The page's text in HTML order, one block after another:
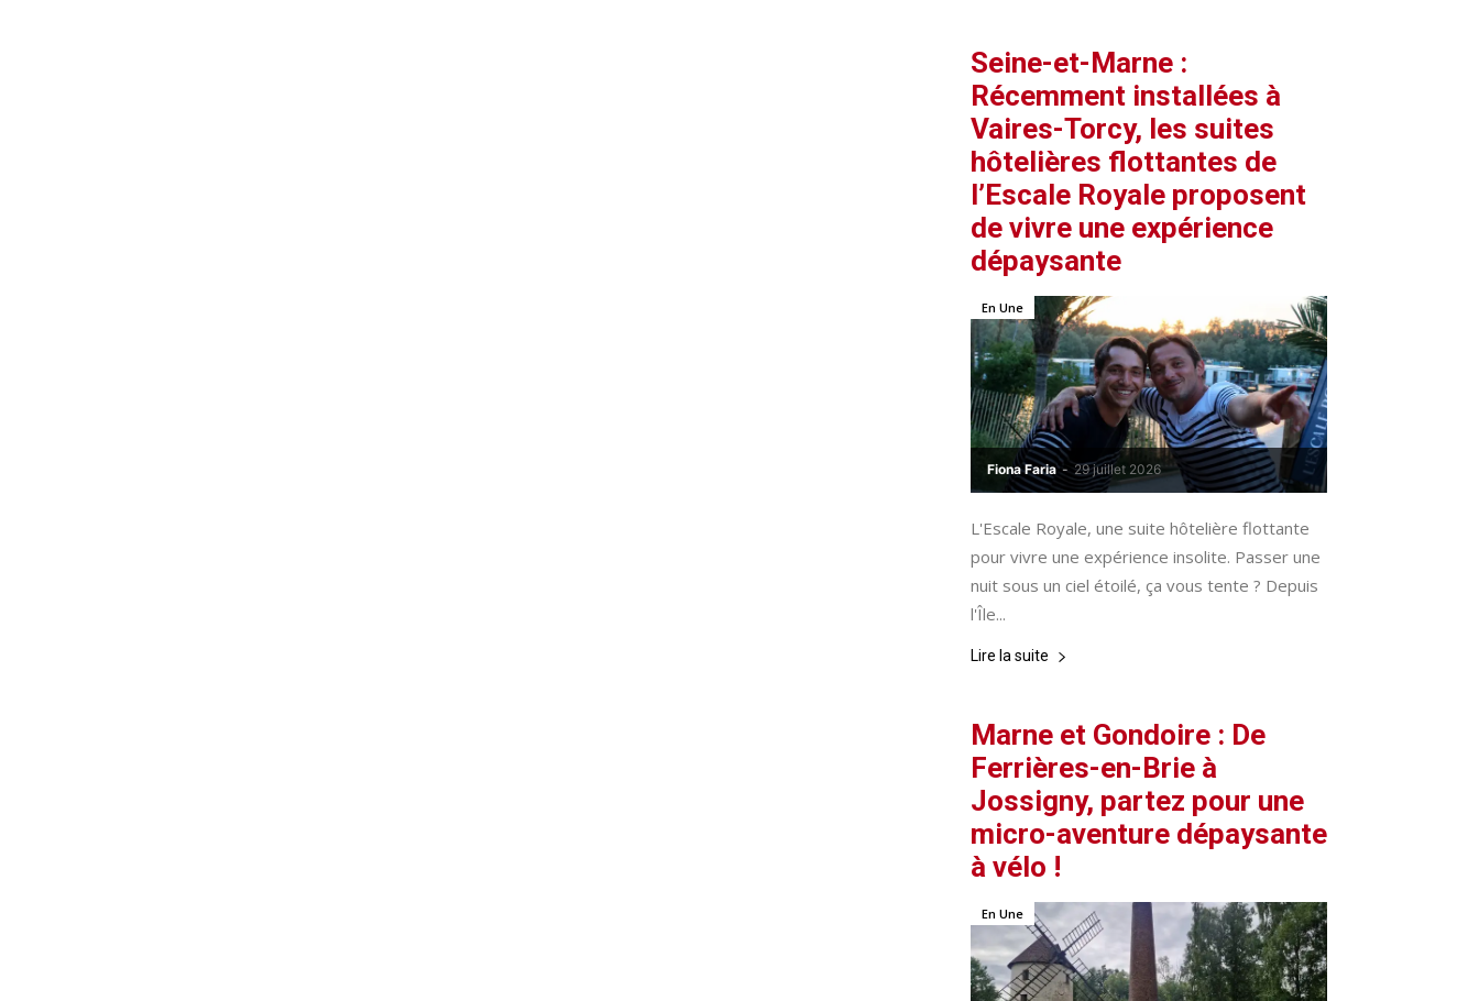
Seine-et-Marne :
Récemment installées à
Vaires-Torcy, les suites
hôtelières flottantes de
l’Escale Royale proposent
de vivre une expérience
dépaysante
Fiona Faria - 29 juillet 2026
En Une
L'Escale Royale, une suite hôtelière flottante
pour vivre une expérience insolite. Passer une
nuit sous un ciel étoilé, ça vous tente ? Depuis
l'Île...
Lire la suite
Marne et Gondoire : De
Ferrières-en-Brie à
Jossigny, partez pour une
micro-aventure dépaysante
à vélo !
En Une